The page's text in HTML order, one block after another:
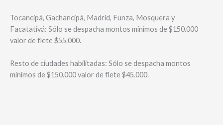
Tocancipá, Gachancipá, Madrid, Funza, Mosquera y
Facatativá: Sólo se despacha montos mínimos de $150.000
valor de flete $55.000.
Resto de ciudades habilitadas: Sólo se despacha montos
mínimos de $150.000 valor de flete $45.000.